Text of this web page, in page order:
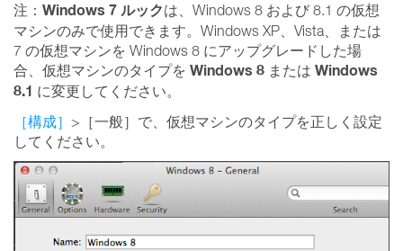
注： Windows 7 ルックは、Windows 8 および 8.1 の仮想
マシンのみで使用できます。Windows XP、Vista、または
7 の仮想マシンを Windows 8 にアップグレードした場
合、仮想マシンのタイプを Windows 8 または Windows
8.1 に変更してください。
［構成］ >［一般］で、仮想マシンのタイプを正しく設定
してください。